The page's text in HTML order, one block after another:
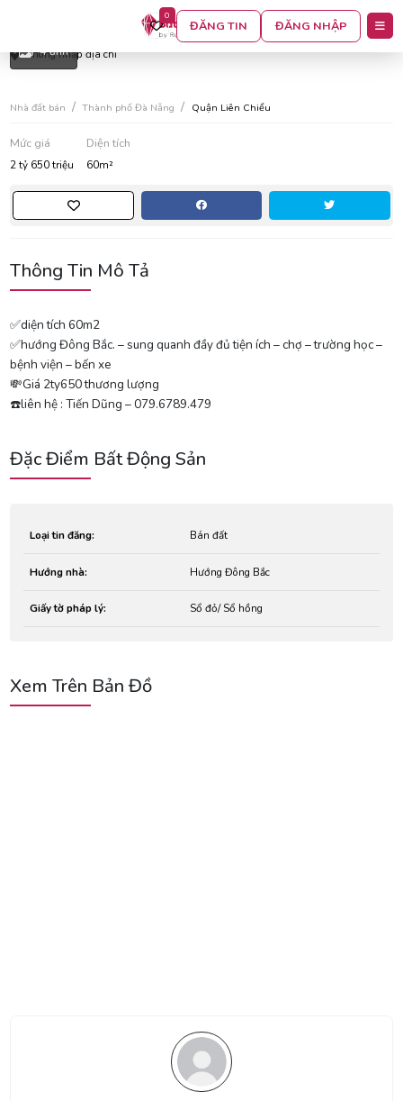
0
ĐĂNG TIN ĐĂNG NHẬP
Bán lô đất kiệt tô hiệu giá thấp nhất khu vực
Không nhập địa chỉ
4 ảnh
Nhà đất bán Thành phố Đà Nẵng Quận Liên Chiểu
Mức giá
2 tỷ 650 triệu
Diện tích
60m²
Thông Tin Mô Tả
✅️diện tích 60m2
✅️hướng Đông Bắc. – sung quanh đầy đủ tiện ích – chợ – trường học –
bệnh viện – bến xe
💸Giá 2ty650 thương lượng
☎️liên hệ : Tiến Dũng – 079.6789.479
Đặc Điểm Bất Động Sản
Loại tin đăng: Bán đất
Hướng nhà: Hướng Đông Bắc
Giấy tờ pháp lý: Sổ đỏ/ Sổ hồng
Xem Trên Bản Đồ